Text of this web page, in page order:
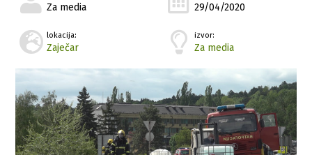
Za media 29/04/2020
lokacija:
Zaječar
izvor:
Za media